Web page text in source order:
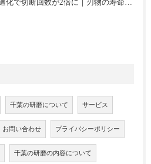
千葉の研磨について サービス
お問い合わせ プライバシーポリシー
千葉の研磨の内容について